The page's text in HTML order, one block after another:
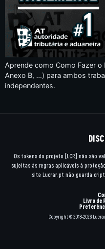
Aprende como Como Fazer o
Anexo B, …) para ambos
independentes.
Os tokens do projeto [LCR] não são
sujeitas às regras aplicáveis à
site Lucrar.pt não guarda
Livro de
Copyright © 2018-2026